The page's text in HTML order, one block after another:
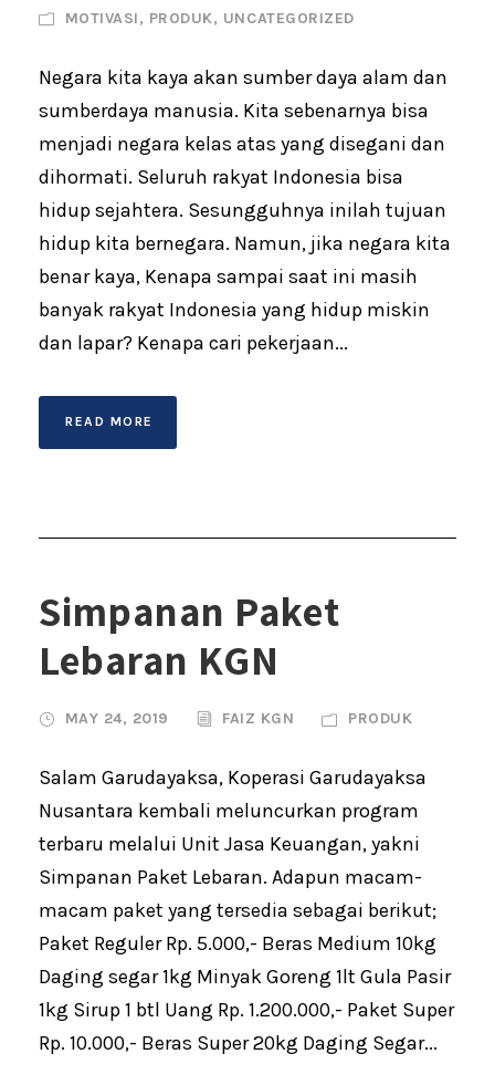
MOTIVASI, PRODUK, UNCATEGORIZED
Negara kita kaya akan sumber daya alam dan
sumberdaya manusia. Kita sebenarnya bisa
menjadi negara kelas atas yang disegani dan
dihormati. Seluruh rakyat Indonesia bisa
hidup sejahtera. Sesungguhnya inilah tujuan
hidup kita bernegara. Namun, jika negara kita
benar kaya, Kenapa sampai saat ini masih
banyak rakyat Indonesia yang hidup miskin
dan lapar? Kenapa cari pekerjaan...
READ MORE
Simpanan Paket
Lebaran KGN
MAY 24, 2019 FAIZ KGN PRODUK
Salam Garudayaksa, Koperasi Garudayaksa
Nusantara kembali meluncurkan program
terbaru melalui Unit Jasa Keuangan, yakni
Simpanan Paket Lebaran. Adapun macam-
macam paket yang tersedia sebagai berikut;
Paket Reguler Rp. 5.000,- Beras Medium 10kg
Daging segar 1kg Minyak Goreng 1lt Gula Pasir
1kg Sirup 1 btl Uang Rp. 1.200.000,- Paket Super
Rp. 10.000,- Beras Super 20kg Daging Segar...